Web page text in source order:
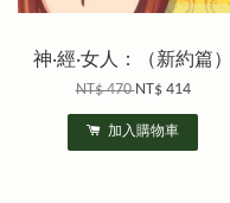
神‧經‧女人：（新約篇）
NT$ 470NT$ 414
加入購物車